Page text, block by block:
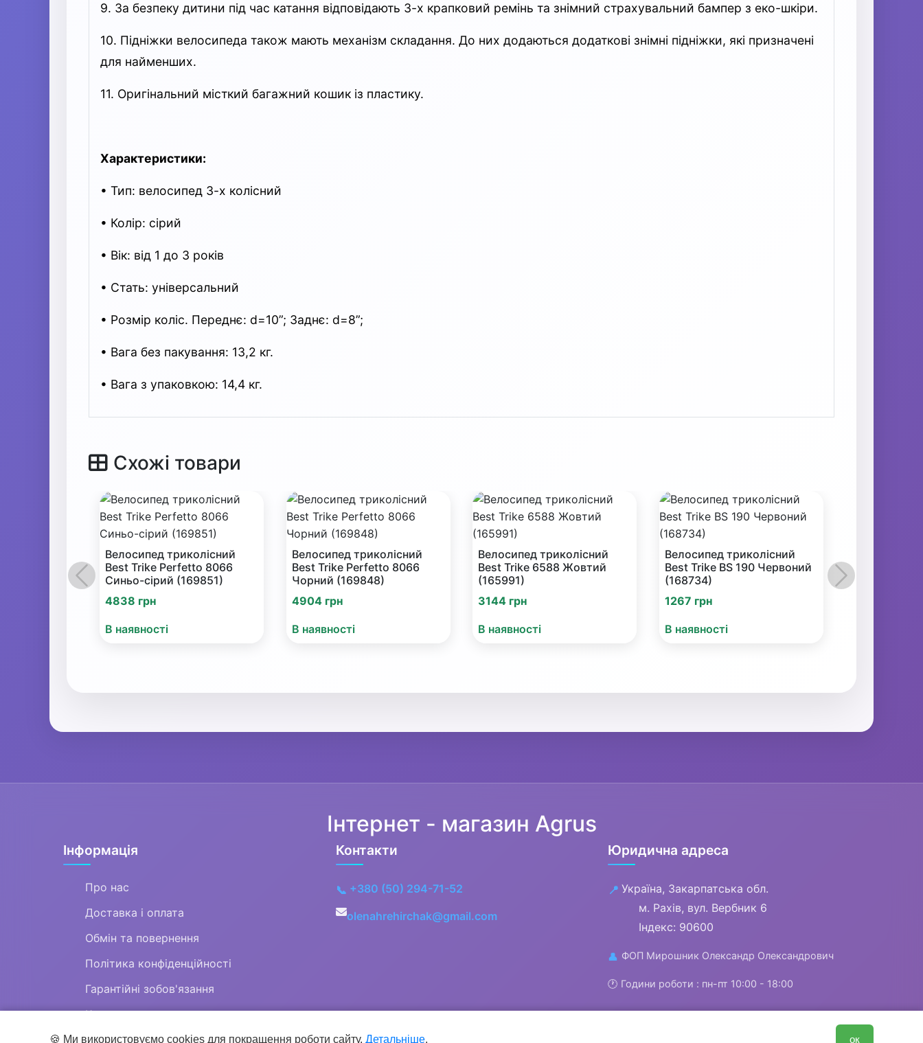
9. За безпеку дитини під час катання відповідають 3-х крапковий ремінь та знімний страхувальний бампер з еко-шкіри.
10. Підніжки велосипеда також мають механізм складання. До них додаються додаткові знімні підніжки, які призначені
для найменших.
11. Оригінальний місткий багажний кошик із пластику.
Характеристики:
• Тип: велосипед 3-х колісний
• Колір: сірий
• Вік: від 1 до 3 років
• Стать: універсальний
• Розмір коліс. Переднє: d=10”; Заднє: d=8”;
• Вага без пакування: 13,2 кг.
• Вага з упаковкою: 14,4 кг.
Схожі товари
Велосипед триколісний
Best Trike Perfetto 8066
Синьо-сірий (169851)
4838 грн
В наявності
Велосипед триколісний
Best Trike Perfetto 8066
Чорний (169848)
4904 грн
В наявності
Велосипед триколісний
Best Trike 6588 Жовтий
(165991)
3144 грн
В наявності
Велосипед триколісний
Best Trike BS 190 Червоний
(168734)
1267 грн
В наявності
Попередній Наступний
🍪 Ми використовуємо cookies для покращення роботи сайту. Детальніше. ок
Інтернет - магазин Agrus
Інформація
Про нас
Доставка і оплата
Обмін та повернення
Політика конфіденційності
Гарантійні зобов'язання
Контакти
Контакти
📞 +380 (50) 294-71-52
olenahrehirchak@gmail.com
Юридична адреса
📍 Україна, Закарпатська обл.
м. Рахів, вул. Вербник 6
Індекс: 90600
👤 ФОП Мирошник Олександр Олександрович
🕐 Години роботи : пн-пт 10:00 - 18:00